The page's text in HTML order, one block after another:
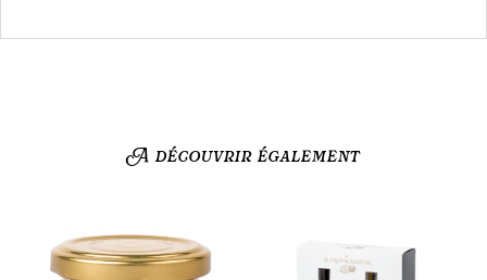
A découvrir également